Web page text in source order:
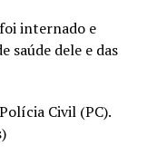
internado e
saúde dele e das
Civil (PC).